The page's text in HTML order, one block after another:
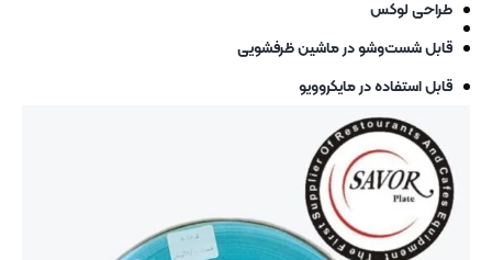
طراحی لوکس
قابل شست‌وشو در ماشین ظرفشویی
قابل استفاده در مایکروویو